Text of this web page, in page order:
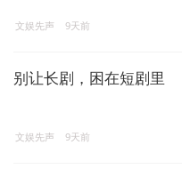
文娱先声 9天前
别让长剧，困在短剧里
文娱先声 9天前